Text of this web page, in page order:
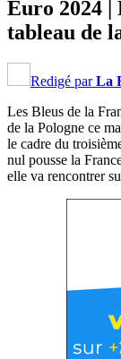
Euro 2024 |
tableau de
Redigé parLa
Les Bleus de la
de la Pologne ce
le cadre du
nul pousse la
elle va rencontrer